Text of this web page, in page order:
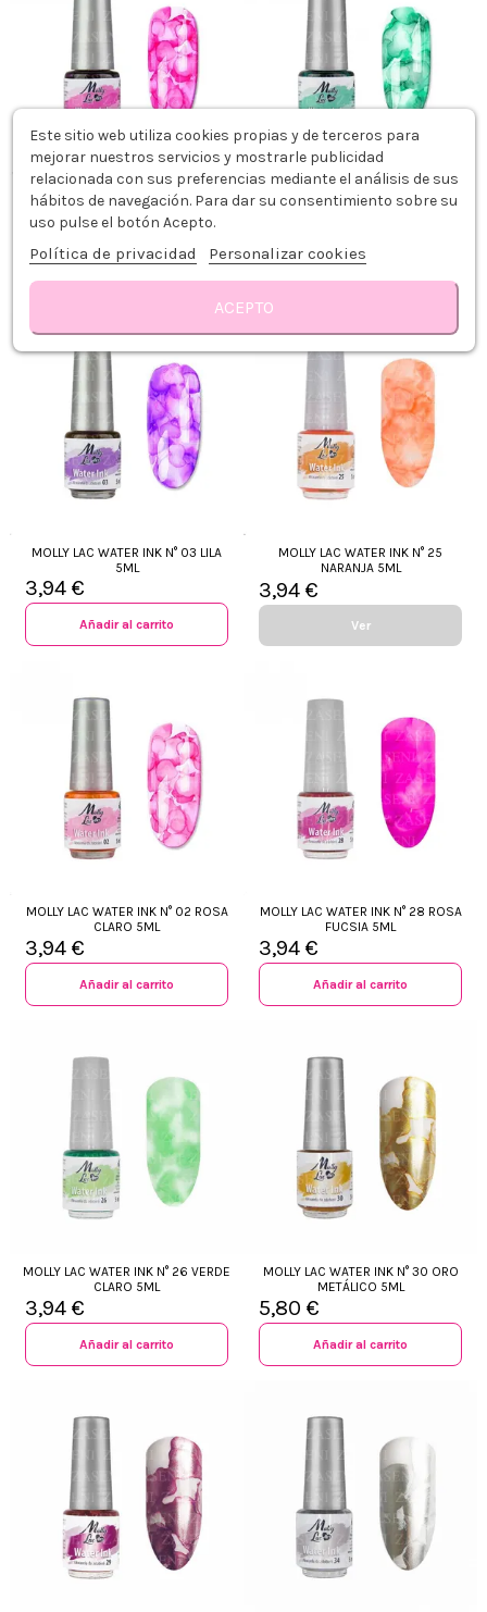
MOLLY LAC WATER INK N° 20 ROSA
5ML
3,94 €
Añadir al carrito
MOLLY LAC WATER INK N° 08 VERDE
5ML
Añadir al carrito
MOLLY LAC WATER INK N° 03 LILA
5ML
3,94 €
Añadir al carrito
MOLLY LAC WATER INK N° 25
NARANJA 5ML
3,94 €
Ver
MOLLY LAC WATER INK N° 02 ROSA
CLARO 5ML
3,94 €
Añadir al carrito
MOLLY LAC WATER INK N° 28 ROSA
FUCSIA 5ML
3,94 €
Añadir al carrito
MOLLY LAC WATER INK N° 26 VERDE
CLARO 5ML
3,94 €
Añadir al carrito
MOLLY LAC WATER INK N° 30 ORO
METÁLICO 5ML
5,80 €
Añadir al carrito
Este sitio web utiliza cookies propias y de terceros para
mejorar nuestros servicios y mostrarle publicidad
relacionada con sus preferencias mediante el análisis de sus
hábitos de navegación. Para dar su consentimiento sobre su
uso pulse el botón Acepto.
Política de privacidad Personalizar cookies
ACEPTO